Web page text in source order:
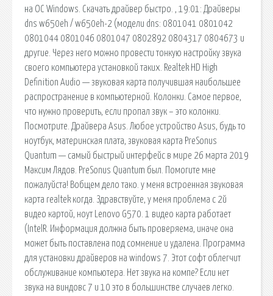
на ОС Windows. Скачать драйвер быстро. , 19:01: Драйверы
dns w650eh / w650eh-2 (модели dns: 0801041 0801042
0801044 0801046 0801047 0802892 0804317 0804673 и
другие. Через него можно провести тонкую настройку звука
своего компьютера установкой таких. Realtek HD High
Definition Audio — звуковая карта получившая наибольшее
распространение в компьютерной. Колонки. Самое первое,
что нужно проверить, если пропал звук – это колонки.
Посмотрите. Драйвера Asus. Любое устройство Asus, будь то
ноутбук, материнская плата, звуковая карта PreSonus
Quantum — самый быстрый интерфейс в мире 26 марта 2019
Максим Лядов. PreSonus Quantum был. Помогите мне
пожалуйста! Вобщем дело тако. у меня встроенная звуковая
карта realtek когда. Здравствуйте, у меня проблема с 2й
видео картой, ноут Lenovo G570. 1 видео карта работает
(IntelR. Информация должна быть проверяема, иначе она
может быть поставлена под сомнение и удалена. Программа
для установки драйверов на windows 7. Этот софт облегчит
обслуживание компьютера. Нет звука на компе? Если нет
звука на виндовс 7 и 10 это в большинстве случаев легко.